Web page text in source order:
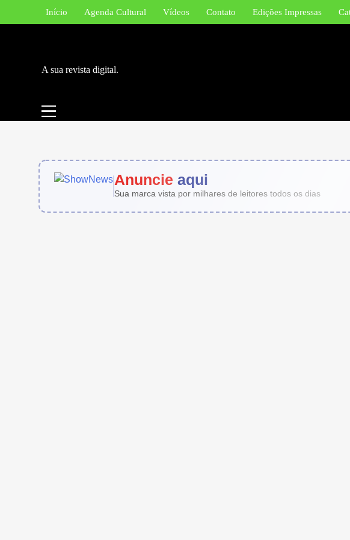
Início Agenda Cultural Vídeos Contato Edições Impressas
A sua revista digital.
Anuncie aqui
Sua marca vista por milhares de leitores todos os dias